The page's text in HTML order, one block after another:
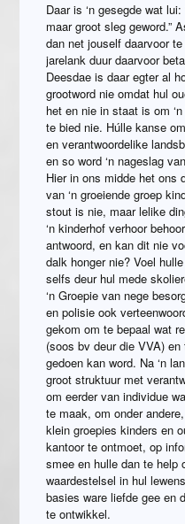
Daar is ‘n gesegde wat
maar groot sleg geword.”
dan net jouself daarvoor
jarelank duur daarvoor
Deesdae is daar egter al
grootword nie omdat hul
het en nie in staat is om
te bied nie. Húlle kanse
en verantwoordelike
en so word ‘n nageslag
Hier in ons midde het ons
van ‘n groeiende groep
stout is nie, maar lelike
‘n kinderhof verhoor
antwoord, en kan dit nie
dalk honger nie? Voel
selfs deur hul mede
‘n Groepie van nege
en polisie ook
gekom om te bepaal wat
(soos bv deur die VVA)
gedoen kan word. Na ‘n
groot struktuur met
om eerder van individue
te maak, om onder
klein groepies kinders en
kantoor te ontmoet, op
smee en hulle dan te help
waardestelsel in hul
basies ware liefde gee en
te ontwikkel.